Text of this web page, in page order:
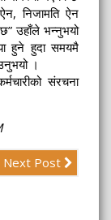
निजामति ऐन
उहाँले भन्नुभयो
हुने हुदा समयमै
।
संरचना
Next Post